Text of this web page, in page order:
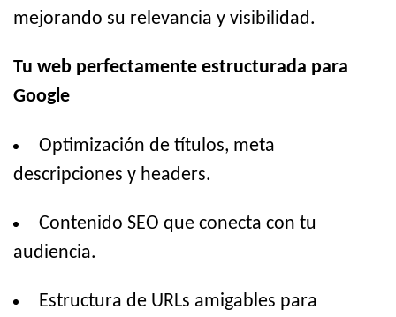
mejorando su relevancia y visibilidad.
Tu web perfectamente estructurada para
Google
Optimización de títulos, meta
descripciones y headers.
Contenido SEO que conecta con tu
audiencia.
Estructura de URLs amigables para